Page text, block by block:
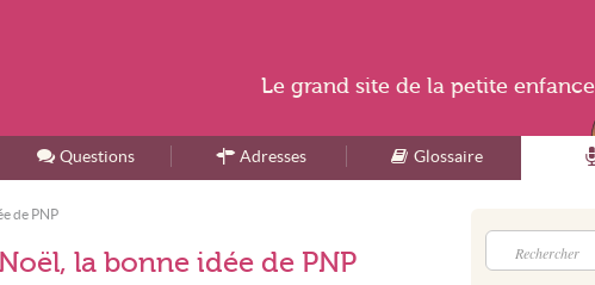
AccueilQuestions Adresses Glossaire
de PNP
la bonne idée de PNP
Le grand site de la petite enfance